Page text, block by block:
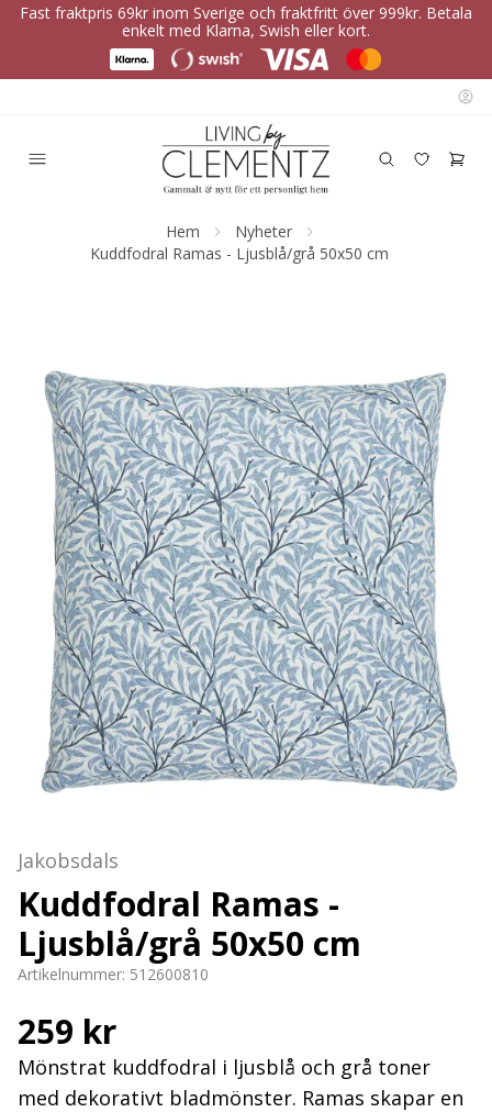
Fast fraktpris 69kr inom Sverige och fraktfritt över 999kr. Betala
enkelt med Klarna, Swish eller kort.
Hem
Nyheter
Kuddfodral Ramas - Ljusblå/grå 50x50 cm
Jakobsdals
Kuddfodral Ramas -
Ljusblå/grå 50x50 cm
Artikelnummer: 512600810
259 kr
Mönstrat kuddfodral i ljusblå och grå toner
med dekorativt bladmönster. Ramas skapar en